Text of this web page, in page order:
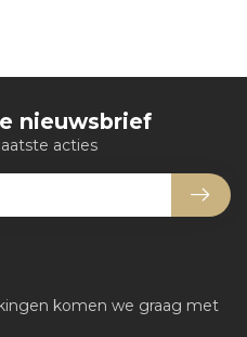
komen we graag met
nieuwsbrief
acties